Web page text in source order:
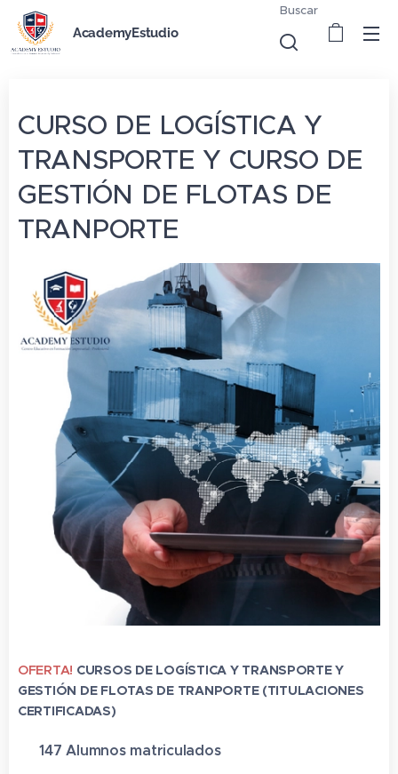
AcademyEstudio
Buscar
CURSO DE LOGÍSTICA Y
TRANSPORTE Y CURSO DE
GESTIÓN DE FLOTAS DE
TRANPORTE
OFERTA! CURSOS DE LOGÍSTICA Y TRANSPORTE Y
GESTIÓN DE FLOTAS DE TRANPORTE (TITULACIONES
CERTIFICADAS)
✔ 147 Alumnos matriculados